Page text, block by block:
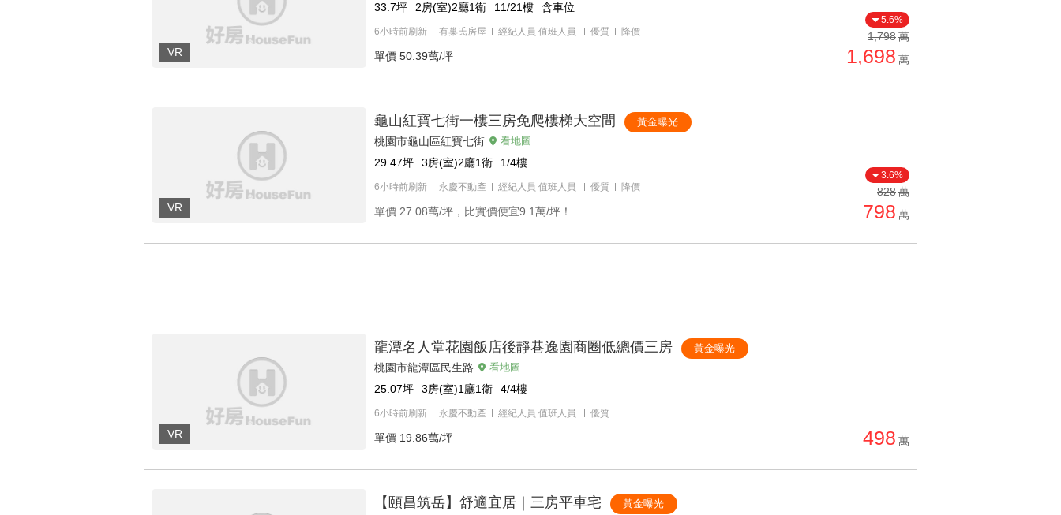
33.7坪 2房(室)2廳1衛 11/21樓 含車位
6小時前刷新 有巢氏房屋 經紀人員 值班人員 優質 降價
單價 50.39萬/坪
5.6%
1,798萬
1,698 萬
龜山紅寶七街一樓三房免爬樓梯大空間 黃金曝光
桃園市龜山區紅寶七街 看地圖
29.47坪 3房(室)2廳1衛 1/4樓
6小時前刷新 永慶不動產 經紀人員 值班人員 優質 降價
單價 27.08萬/坪，比實價便宜9.1萬/坪！
3.6%
828萬
798 萬
龍潭名人堂花園飯店後靜巷逸園商圈低總價三房 黃金曝光
桃園市龍潭區民生路 看地圖
25.07坪 3房(室)1廳1衛 4/4樓
6小時前刷新 永慶不動產 經紀人員 值班人員 優質
單價 19.86萬/坪 498 萬
【頤昌筑岳】舒適宜居｜三房平車宅 黃金曝光